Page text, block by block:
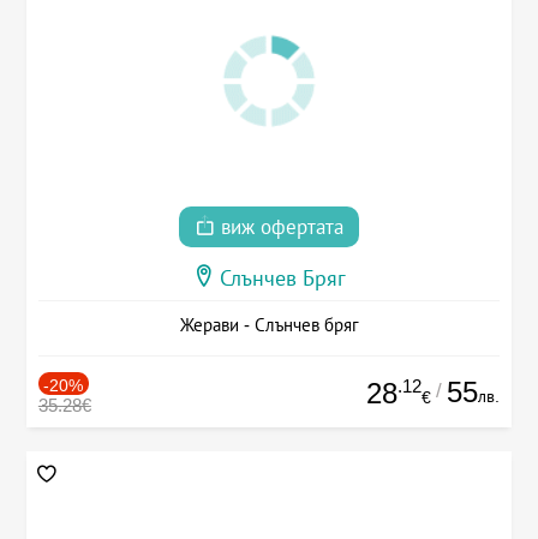
виж офертата
Слънчев Бряг
Жерави - Слънчев бряг
-20%
35.28€ 28.12
€ / 55лв.